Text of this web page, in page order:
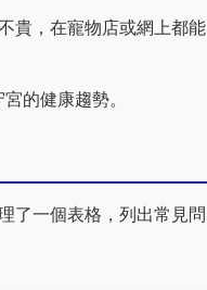
貴，在寵物店或網上都能
的健康趨勢。
了一個表格，列出常見問